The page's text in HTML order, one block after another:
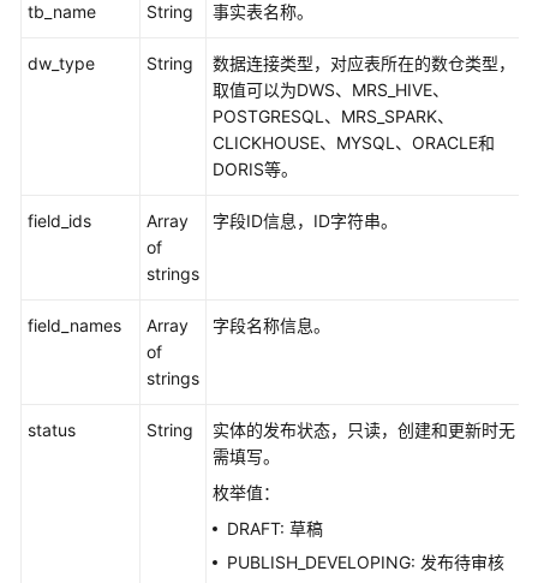
tb_name String 事实表名称。
dw_type String
数据连接类型，对应表所在的数仓类型，
取值可以为DWS、MRS_HIVE、
POSTGRESQL、MRS_SPARK、
CLICKHOUSE、MYSQL、ORACLE和
DORIS等。
field_ids
Array
of
strings
字段ID信息，ID字符串。
field_names
Array
of
strings
字段名称信息。
status String
实体的发布状态，只读，创建和更新时无
需填写。
枚举值：
DRAFT: 草稿
PUBLISH_DEVELOPING: 发布待审核